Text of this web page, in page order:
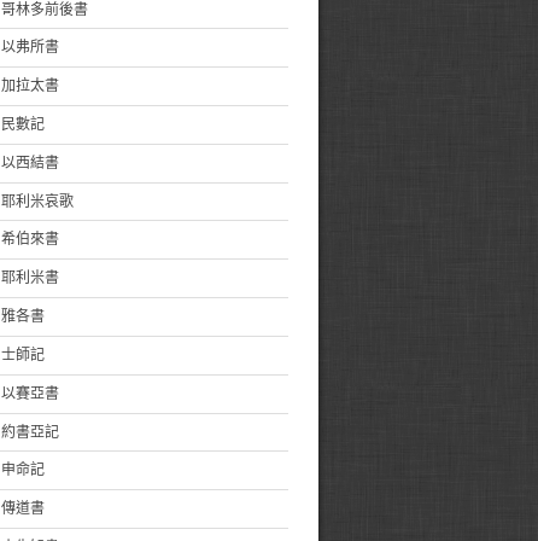
哥林多前後書
以弗所書
加拉太書
民數記
以西結書
耶利米哀歌
希伯來書
耶利米書
雅各書
士師記
以賽亞書
約書亞記
申命記
傳道書